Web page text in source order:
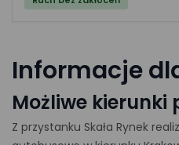
Informacje
Możliwe kierunki
Z przystanku Skała Rynek